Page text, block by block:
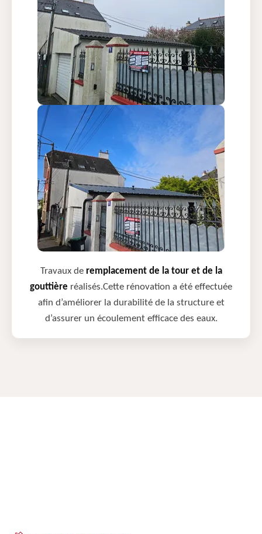
Travaux de remplacement de la tour et de la
gouttière réalisés.Cette rénovation a été effectuée
afin d’améliorer la durabilité de la structure et
d’assurer un écoulement efficace des eaux.